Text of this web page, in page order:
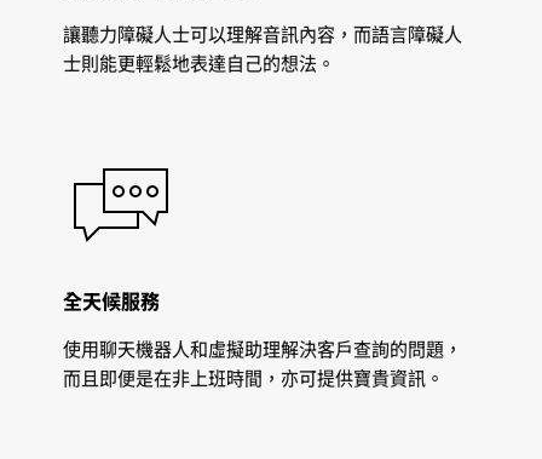
讓聽力障礙人士可以理解音訊內容，而語言障礙人
士則能更輕鬆地表達自己的想法。
全天候服務
使用聊天機器人和虛擬助理解決客戶查詢的問題，
而且即便是在非上班時間，亦可提供寶貴資訊。